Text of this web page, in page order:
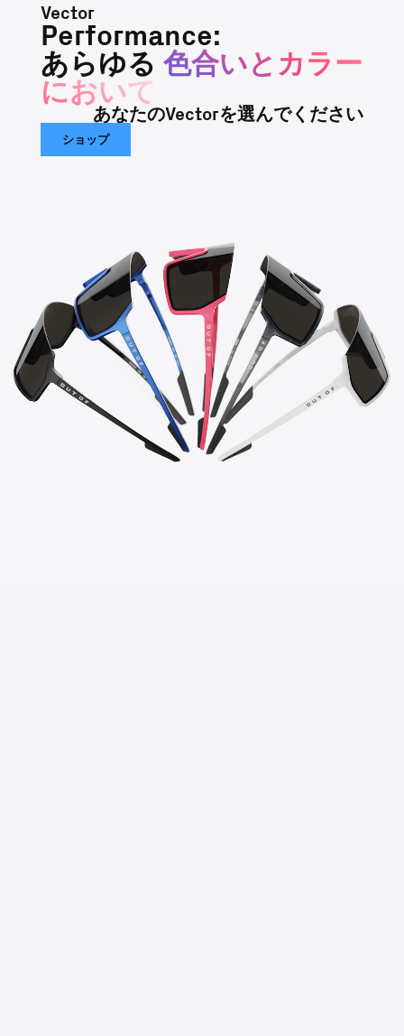
Vector
Performance:
あらゆる 色合いとカラー
において
あなたのVectorを選んでください
ショップ